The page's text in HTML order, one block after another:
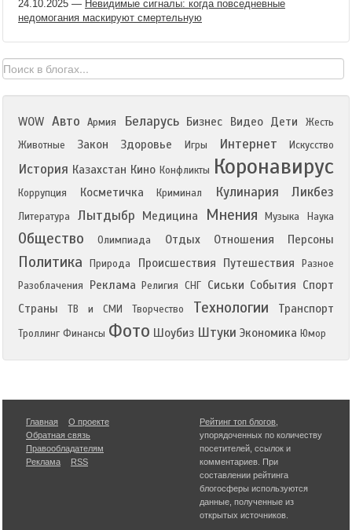
24.10.2025 — Невидимые сигналы: когда повседневные
недомогания маскируют смертельную
WOW Авто Армия Беларусь Бизнес Видео Дети
Жесть
Животные
Закон Здоровье Игры Интернет Искусство
История Казахстан Кино Конфликты Коронавирус
Коррупция Косметичка Криминал Кулинария Ликбез
Литература Лытдыбр Медицина Мнения Музыка Наука
Общество Олимпиада Отдых Отношения Персоны
Политика Природа Происшествия Путешествия
Разное
Разоблачения
Реклама Религия СНГ Сиськи События Спорт
Страны
ТВ и СМИ Творчество Технологии Транспорт
Троллинг Финансы Фото Шоубиз Штуки Экономика Юмор
Главная
О проекте
Обратная связь
Правообладателям
Реклама
RSS
Рейтинг топ блогов
упорядоченных по количеству
посетителей, ссылок и
комментариев. При
составлении рейтинга
блогосферы используются
данные, полученные из
открытых источников.